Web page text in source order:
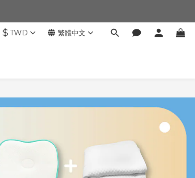
$ TWD 繁體中文